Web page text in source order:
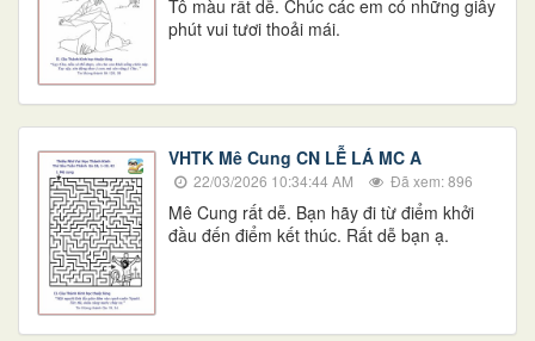
Tô màu rất dễ. Chúc các em có những giây
phút vui tươi thoải mái.
VHTK Mê Cung CN LỄ LÁ MC A
22/03/2026 10:34:44 AM Đã xem: 896
​​​​​​​Mê Cung rất dễ. Bạn hãy đi từ điểm khởi
đầu đến điểm kết thúc. Rất dễ bạn ạ.